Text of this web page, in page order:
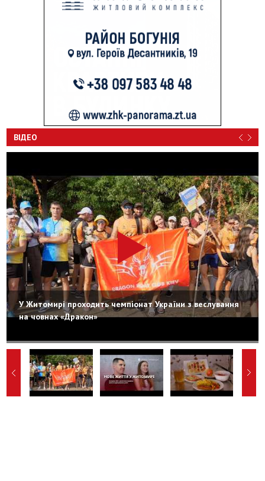
ВІДЕО
У Житомирі проходить чемпіонат України з веслування
на човнах «Дракон»